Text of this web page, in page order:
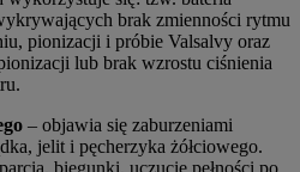
brak zmienności rytmu
pionizacji i próbie Valsalvy oraz
lub brak wzrostu ciśnienia
– objawia się zaburzeniami
jelit i pęcherzyka żółciowego.